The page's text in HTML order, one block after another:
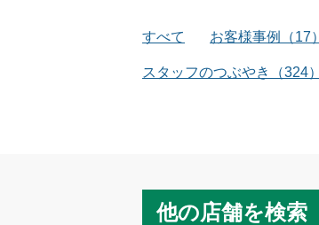
すべて お客様事例 （17）
スタッフのつぶやき （324）
他の店舗を検索